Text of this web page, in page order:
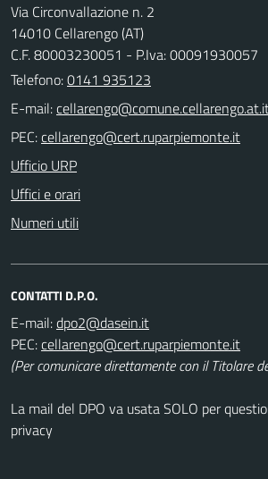
Via Circonvallazione n. 2
14010 Cellarengo (AT)
C.F. 80003230051 - P.Iva: 00091930057
Telefono:0141 935123
E-mail:
PEC:
Ufficio URP
Uffici e orari
Numeri utili
CONTATTI D.P.O.
E-mail:
PEC:
(Per comunicare direttamente con il Titolare
La mail del DPO va usata SOLO per
privacy